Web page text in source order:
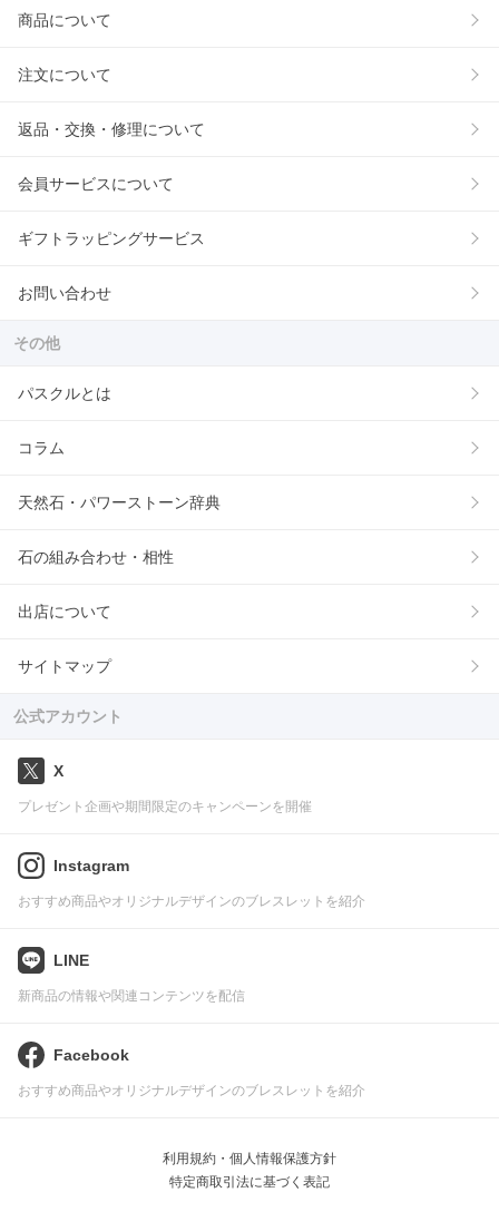
商品について
注文について
返品・交換・修理について
会員サービスについて
ギフトラッピングサービス
お問い合わせ
その他
パスクルとは
コラム
天然石・パワーストーン辞典
石の組み合わせ・相性
出店について
サイトマップ
公式アカウント
X
プレゼント企画や期間限定のキャンペーンを開催
Instagram
おすすめ商品やオリジナルデザインのブレスレットを紹介
LINE
新商品の情報や関連コンテンツを配信
Facebook
おすすめ商品やオリジナルデザインのブレスレットを紹介
利用規約・個人情報保護方針
特定商取引法に基づく表記